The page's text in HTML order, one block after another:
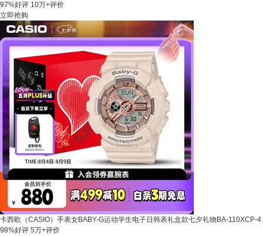
97%好评 10万+评价
立即抢购
卡西欧（CASIO）手表女BABY-G运动学生电子日韩表礼盒款七夕礼物BA-110XCP-4
98%好评 5万+评价